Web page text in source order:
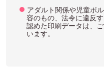
アダルト関係や児童ポ
容のもの、法令に違反
認めた印刷データは、
います。